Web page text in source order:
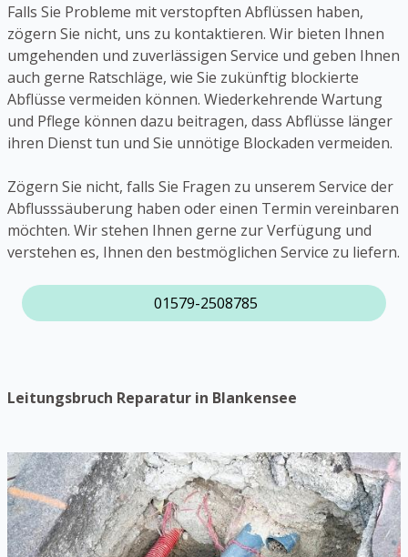
Falls Sie Probleme mit verstopften Abflüssen haben,
zögern Sie nicht, uns zu kontaktieren. Wir bieten Ihnen
umgehenden und zuverlässigen Service und geben Ihnen
auch gerne Ratschläge, wie Sie zukünftig blockierte
Abflüsse vermeiden können. Wiederkehrende Wartung
und Pflege können dazu beitragen, dass Abflüsse länger
ihren Dienst tun und Sie unnötige Blockaden vermeiden.
Zögern Sie nicht, falls Sie Fragen zu unserem Service der
Abflusssäuberung haben oder einen Termin vereinbaren
möchten. Wir stehen Ihnen gerne zur Verfügung und
verstehen es, Ihnen den bestmöglichen Service zu liefern.
01579-2508785
Leitungsbruch Reparatur in Blankensee